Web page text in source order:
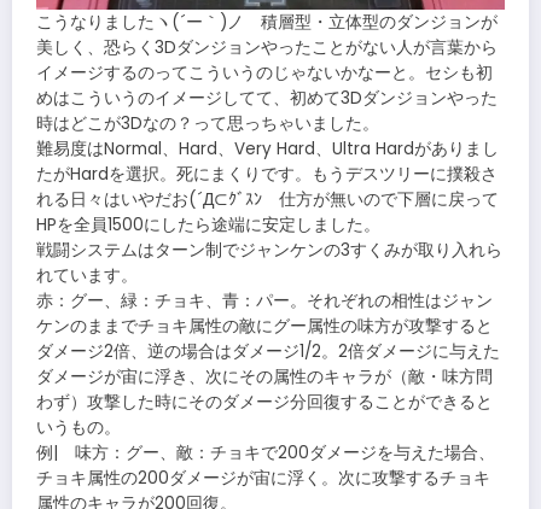
こうなりましたヽ(´ー｀)ノ 積層型・立体型のダンジョンが
美しく、恐らく3Dダンジョンやったことがない人が言葉から
イメージするのってこういうのじゃないかなーと。セシも初
めはこういうのイメージしてて、初めて3Dダンジョンやった
時はどこが3Dなの？って思っちゃいました。
難易度はNormal、Hard、Very Hard、Ultra Hardがありまし
たがHardを選択。死にまくりです。もうデスツリーに撲殺さ
れる日々はいやだお(´Д⊂ｸﾞｽﾝ 仕方が無いので下層に戻って
HPを全員1500にしたら途端に安定しました。
戦闘システムはターン制でジャンケンの3すくみが取り入れら
れています。
赤：グー、緑：チョキ、青：パー。それぞれの相性はジャン
ケンのままでチョキ属性の敵にグー属性の味方が攻撃すると
ダメージ2倍、逆の場合はダメージ1/2。2倍ダメージに与えた
ダメージが宙に浮き、次にその属性のキャラが（敵・味方問
わず）攻撃した時にそのダメージ分回復することができると
いうもの。
例| 味方：グー、敵：チョキで200ダメージを与えた場合、
チョキ属性の200ダメージが宙に浮く。次に攻撃するチョキ
属性のキャラが200回復。